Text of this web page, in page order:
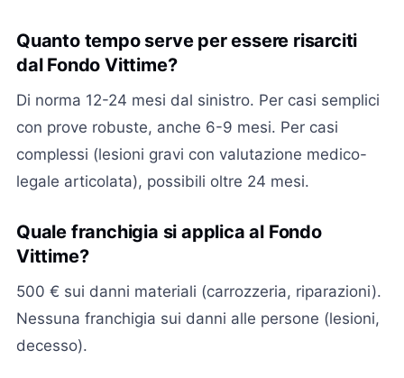
Quanto tempo serve per essere risarciti
dal Fondo Vittime?
Di norma 12-24 mesi dal sinistro. Per casi semplici
con prove robuste, anche 6-9 mesi. Per casi
complessi (lesioni gravi con valutazione medico-
legale articolata), possibili oltre 24 mesi.
Quale franchigia si applica al Fondo
Vittime?
500 € sui danni materiali (carrozzeria, riparazioni).
Nessuna franchigia sui danni alle persone (lesioni,
decesso).